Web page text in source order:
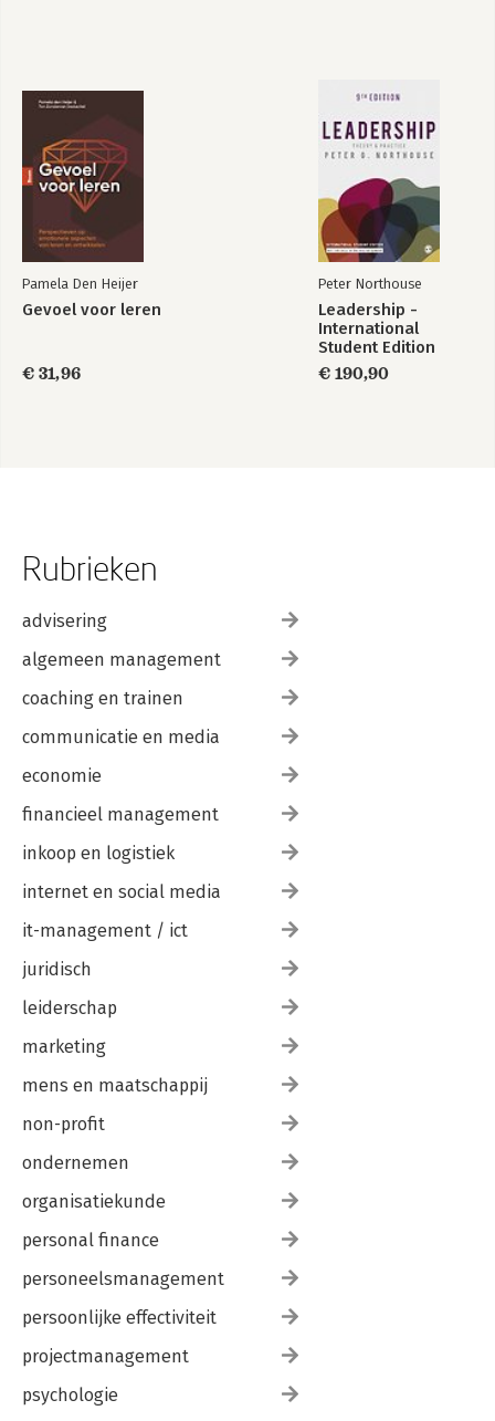
Pamela Den Heijer
Gevoel voor leren
€ 31,96
Peter Northouse
Leadership -
International
Student Edition
€ 190,90
Rubrieken
advisering
algemeen management
coaching en trainen
communicatie en media
economie
financieel management
inkoop en logistiek
internet en social media
it-management / ict
juridisch
leiderschap
marketing
mens en maatschappij
non-profit
ondernemen
organisatiekunde
personal finance
personeelsmanagement
persoonlijke effectiviteit
projectmanagement
psychologie